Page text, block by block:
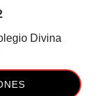
Rango
de
desde
$14.952
Divina